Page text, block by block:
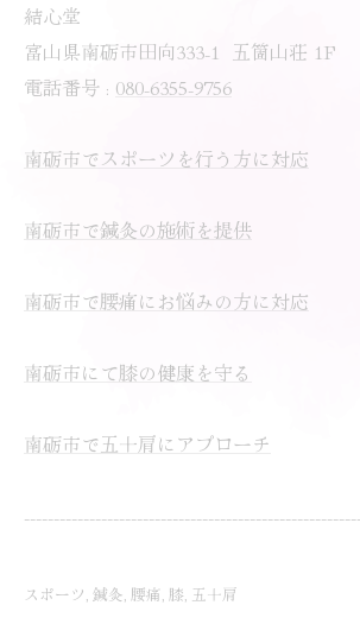
結心堂
富山県南砺市田向333-1 五箇山荘 1F
電話番号 : 080-6355-9756
南砺市でスポーツを行う方に対応
南砺市で鍼灸の施術を提供
南砺市で腰痛にお悩みの方に対応
南砺市にて膝の健康を守る
南砺市で五十肩にアプローチ
スポーツ 鍼灸 腰痛 膝 五十肩